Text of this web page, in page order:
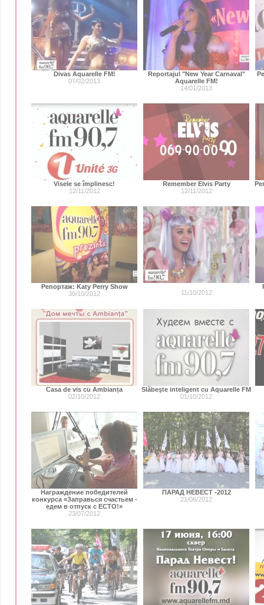
Divas Aquarelle FM!
07/02/2013
Reportajul "New Year Carnaval"
Aquarelle FM!
14/01/2013
Visele se împlinesc!
12/11/2012
Remember Elvis Party
12/11/2012
Репортаж: Katy Perry Show
30/10/2012
11/10/2012
Casa de vis cu Ambianța
02/10/2012
Slăbeşte inteligent cu Aquarelle FM
01/10/2012
Награждение победителей
конкурса «Заправься счастьем -
едем в отпуск с ECTO!»
23/07/2012
ПАРАД НЕВЕСТ -2012
21/06/2012